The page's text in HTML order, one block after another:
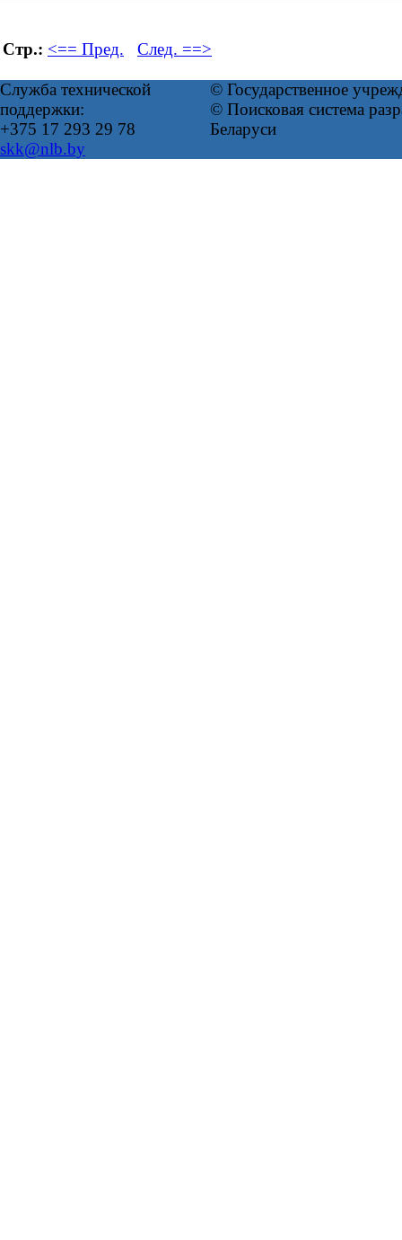
Стр.: <== Пред. След. ==>
Служба технической
поддержки:
+375 17 293 29 78
skk@nlb.by
© Государственное
© Поисковая система
Беларуси